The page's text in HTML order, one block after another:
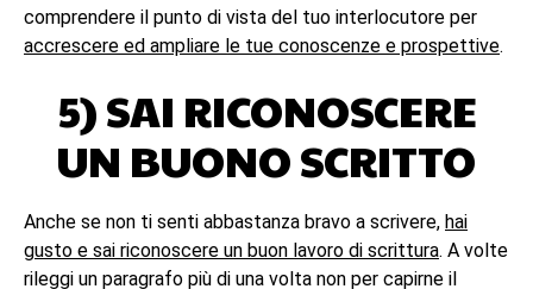
comprendere il punto di vista del tuo interlocutore per
accrescere ed ampliare le tue conoscenze e prospettive.
5) SAI RICONOSCERE
UN BUONO SCRITTO
Anche se non ti senti abbastanza bravo a scrivere, hai
gusto e sai riconoscere un buon lavoro di scrittura. A volte
rileggi un paragrafo più di una volta non per capirne il